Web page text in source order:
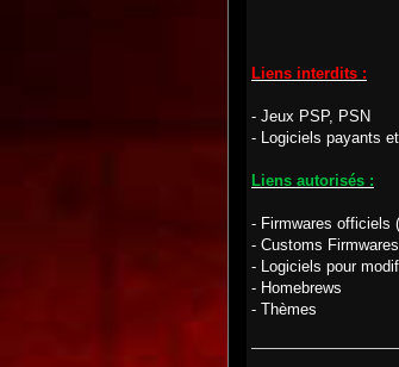
Liens interdits :
- Jeux PSP, PSN
- Logiciels payants
Liens autorisés :
- Firmwares officiels
- Customs
- Logiciels pour
- Homebrews
- Thèmes